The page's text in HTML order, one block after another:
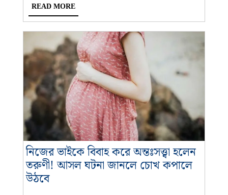
পরও
নিজে
নিজে
রিপেয়ার
READ MOREREAD
MORE
নিজের ভাইকে বিবাহ করে অন্তঃসত্ত্বা হলেন
তরুণী! আসল ঘটনা জানলে চোখ কপালে
উঠবেনিজের